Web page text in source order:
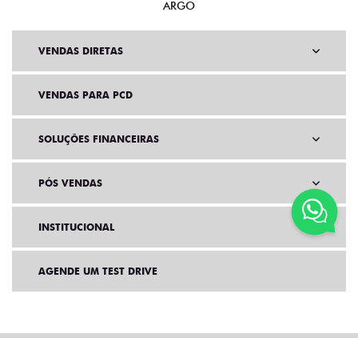
ARGO
VENDAS DIRETAS
VENDAS PARA PCD
SOLUÇÕES FINANCEIRAS
PÓS VENDAS
INSTITUCIONAL
AGENDE UM TEST DRIVE